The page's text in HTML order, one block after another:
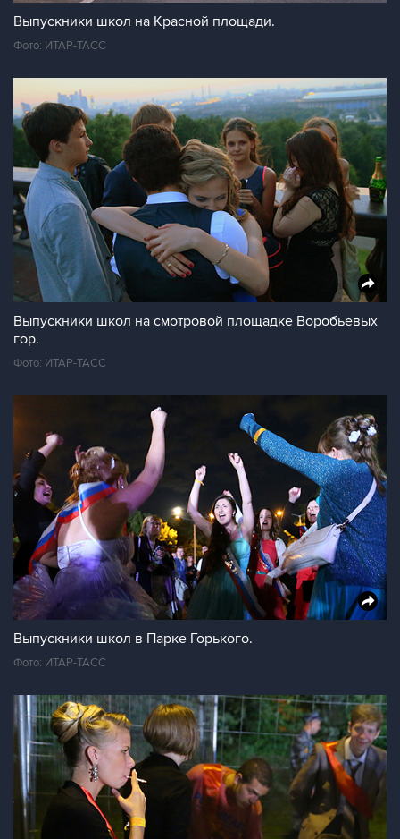
Выпускники школ на Красной площади.
Фото: ИТАР-ТАСС
Выпускники школ на смотровой площадке Воробьевых
гор.
Фото: ИТАР-ТАСС
Выпускники школ в Парке Горького.
Фото: ИТАР-ТАСС